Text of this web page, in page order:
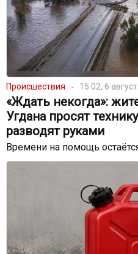
Происшествия 15:02, 6
«Ждать некогда»:
Угдана просят
разводят руками
Времени на помощь